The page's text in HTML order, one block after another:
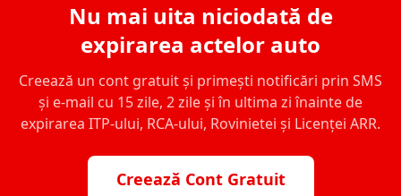
Nu mai uita niciodată de
expirarea actelor auto
Creează un cont gratuit și primești notificări prin SMS
și e-mail cu 15 zile, 2 zile și în ultima zi înainte de
expirarea ITP-ului, RCA-ului, Rovinietei și Licenței ARR.
Creează Cont Gratuit